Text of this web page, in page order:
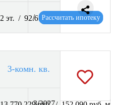
2 эт. / 92.61 м2
/ Рассчитать ипотеку
3-комн. кв.
2
3/2027